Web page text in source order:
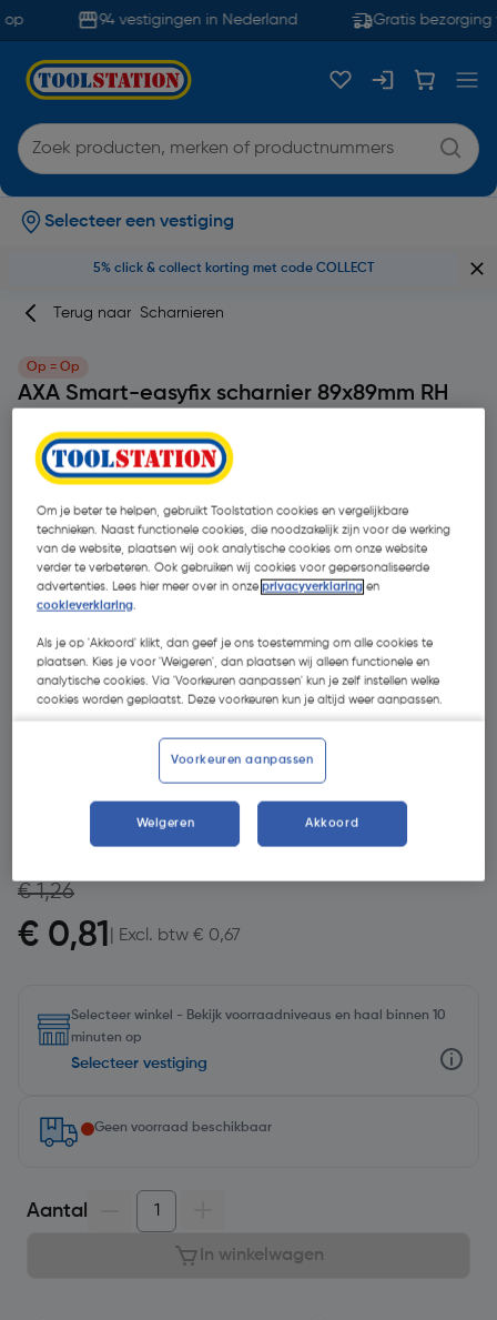
94 vestigingen in Nederland Gratis bezorging
Selecteer een vestiging
5% click & collect korting met code COLLECT
Terug naar Scharnieren
Op = Op
AXA Smart-easyfix scharnier 89x89mm RH
Merk AXA Productcode: 13256
€ 1,26
€ 0,81 | Excl. btw € 0,67
Selecteer winkel - Bekijk voorraadniveaus en haal binnen 10
minuten op
Selecteer vestiging
Geen voorraad beschikbaar
Aantal
In winkelwagen
Om je beter te helpen, gebruikt Toolstation cookies en vergelijkbare
technieken. Naast functionele cookies, die noodzakelijk zijn voor de werking
van de website, plaatsen wij ook analytische cookies om onze website
verder te verbeteren. Ook gebruiken wij cookies voor gepersonaliseerde
advertenties. Lees hier meer over in onzeprivacyverklaring en
cookieverklaring.
Als je op 'Akkoord' klikt, dan geef je ons toestemming om alle cookies te
plaatsen. Kies je voor 'Weigeren', dan plaatsen wij alleen functionele en
analytische cookies. Via 'Voorkeuren aanpassen' kun je zelf instellen welke
cookies worden geplaatst. Deze voorkeuren kun je altijd weer aanpassen.
Voorkeuren aanpassen
Weigeren Akkoord